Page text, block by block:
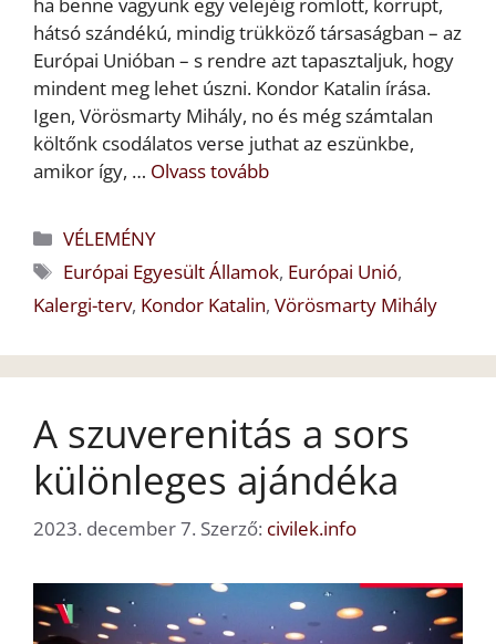
hátsó szándékú, mindig trükköző társaságban – az
Európai Unióban – s rendre azt tapasztaljuk, hogy
mindent meg lehet úszni. Kondor Katalin írása.
Igen, Vörösmarty Mihály, no és még számtalan
költőnk csodálatos verse juthat az eszünkbe,
amikor így, … Olvass tovább
Kategória
VÉLEMÉNY
Címkék
Európai Egyesült Államok, Európai Unió,
Kalergi-terv, Kondor Katalin, Vörösmarty Mihály
A szuverenitás a sors
különleges ajándéka
2023. december 7. Szerző: civilek.info